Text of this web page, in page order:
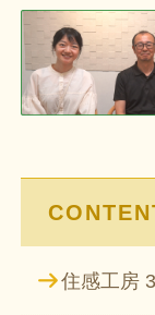
ビ
ゲ
ー
シ
住感工房